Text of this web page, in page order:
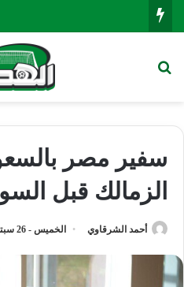
سفير مصر
الزمالك قبل
أحمد الشرقاوي الخميس - 26 سبتمبر - 2024 / 6:12 مساءً